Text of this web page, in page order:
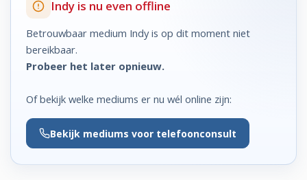
Indy is nu even offline
Betrouwbaar medium Indy is op dit moment niet
bereikbaar.
Probeer het later opnieuw.
Of bekijk welke mediums er nu wél online zijn:
Bekijk mediums voor telefoonconsult